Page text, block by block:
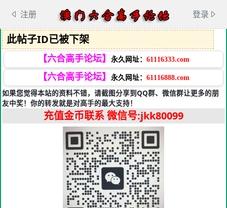
注册 登录
此帖子ID已被下架
【六合高手论坛】 永久网址： 61116333.com
【六合高手论坛】 永久网址： 61116888.com
如果您觉得本站的资料不错，请截图分享到QQ群、微信群让更多的朋
友中奖！你的转发就是对高手的最大支持！
充值金币联系微信号:jkk80099